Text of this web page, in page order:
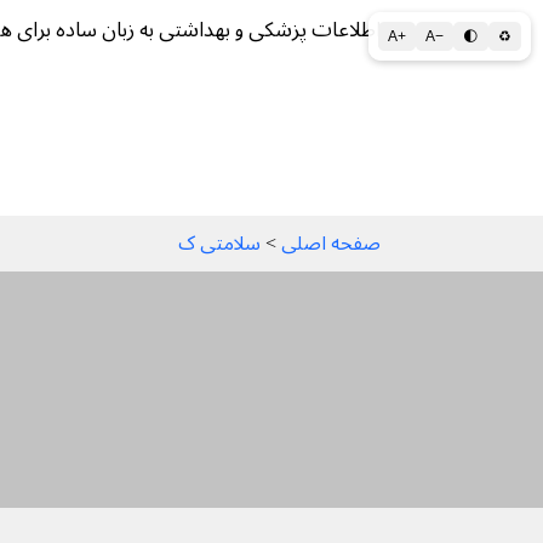
A+ A− 🌓 ♻ اطلاعات پزشکی و بهداشتی به زبان ساده برای
صفحه اصلی > سلامتی ک